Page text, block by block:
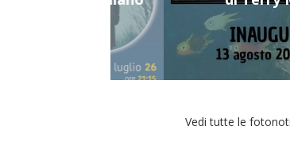
Vedi tutte le